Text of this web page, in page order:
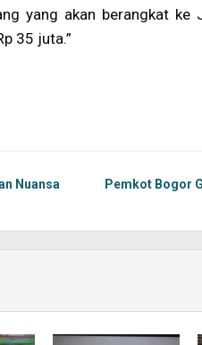
yang akan berangkat ke
35 juta.”
Nuansa
Pemkot Bogor